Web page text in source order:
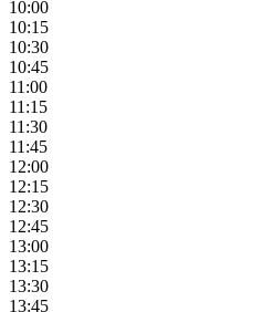
10:00
10:15
10:30
10:45
11:00
11:15
11:30
11:45
12:00
12:15
12:30
12:45
13:00
13:15
13:30
13:45